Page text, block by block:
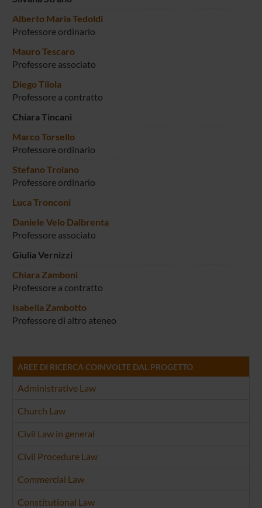
Alberto Maria Tedoldi
Professore ordinario
Mauro Tescaro
Professore associato
Diego Tilola
Professore a contratto
Chiara Tincani
Marco Torsello
Professore ordinario
Stefano Troiano
Professore ordinario
Luca Tronconi
Daniele Velo Dalbrenta
Professore associato
Giulia Vernizzi
Chiara Zamboni
Professore a contratto
Isabella Zambotto
Professore di altro ateneo
AREE DI RICERCA COINVOLTE DAL PROGETTO
Administrative Law
Church Law
Civil Law in general
Civil Procedure Law
Commercial Law
Constitutional Law